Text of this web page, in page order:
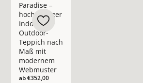
Paradise –
hochwertiger
Indoor- &
Outdoor-
Teppich nach
Maß mit
modernem
Webmuster
ab€352,00